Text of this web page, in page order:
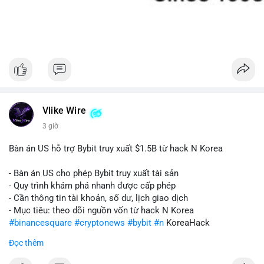
Vlike Wire
3 giờ
Bàn án US hỗ trợ Bybit truy xuất $1.5B từ hack N Korea
- Bàn án US cho phép Bybit truy xuất tài sản
- Quy trình khám phá nhanh được cấp phép
- Cần thông tin tài khoản, số dư, lịch giao dịch
- Mục tiêu: theo dõi nguồn vốn từ hack N Korea
#binancesquare #cryptonews #bybit #n KoreaHack
$btc $eth
Đọc thêm